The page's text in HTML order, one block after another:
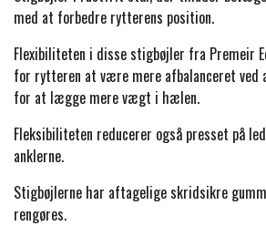
TERAPI
STRØMPER
HUER &
GAVEARTIKLER
BØRN &
HESTEBOLCHER &
TILSKUD &
STALD & FOLD
TRAVDÆKKEN &
SKO &
VOGNE &
PREMIER EQUINE LINERS
TILBEHØR
PREMIER EQUINE WALKER &
CARR & DAY &
CUSTOM
DELTACAST
med at forbedre rytterens position.
Flexibiliteten i disse stigbøjler fra Premeir
for rytteren at være mere afbalanceret ved
for at lægge mere vægt i hælen.
Fleksibiliteten reducerer også presset på
anklerne.
Stigbøjlerne har aftagelige skridsikre
rengøres.